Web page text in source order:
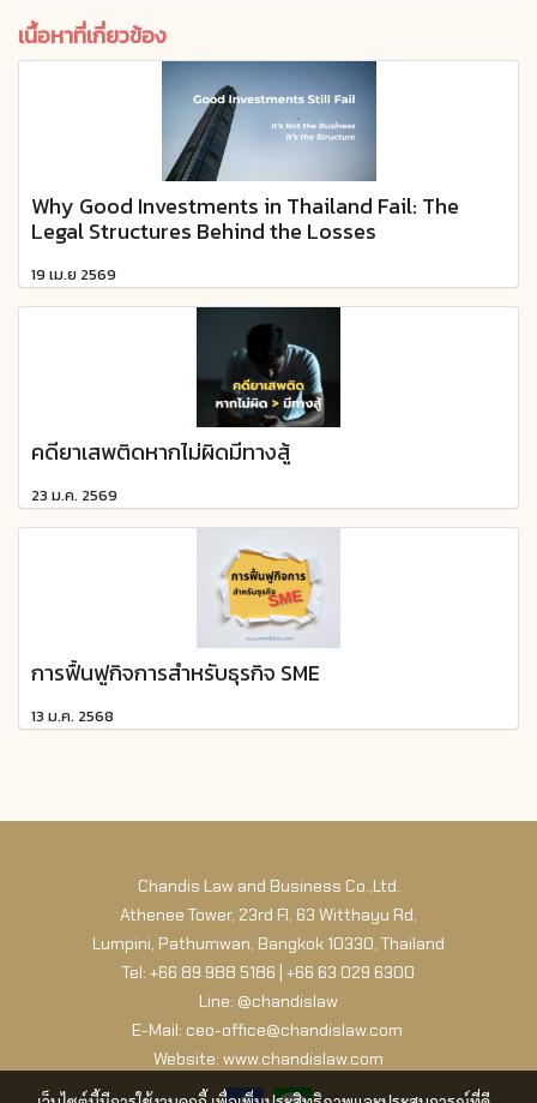
เนื้อหาที่เกี่ยวข้อง
Why Good Investments in Thailand Fail: The
Legal Structures Behind the Losses
19 เม.ย 2569
คดียาเสพติดหากไม่ผิดมีทางสู้
23 ม.ค. 2569
การฟื้นฟูกิจการสำหรับธุรกิจ SME
13 ม.ค. 2568
Chandis Law and Business Co.,Ltd.
Athenee Tower, 23rd Fl, 63 Witthayu Rd,
Lumpini, Pathumwan, Bangkok 10330, Thailand
Tel: +66 89 988 5186 | +66 63 029 6300
Line: @chandislaw
E-Mail: ceo-office@chandislaw.com
Website: www.chandislaw.com